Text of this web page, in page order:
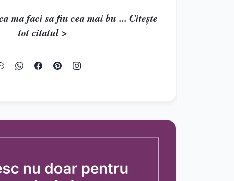
ma faci sa fiu cea mai bu ... Citește
tot citatul >